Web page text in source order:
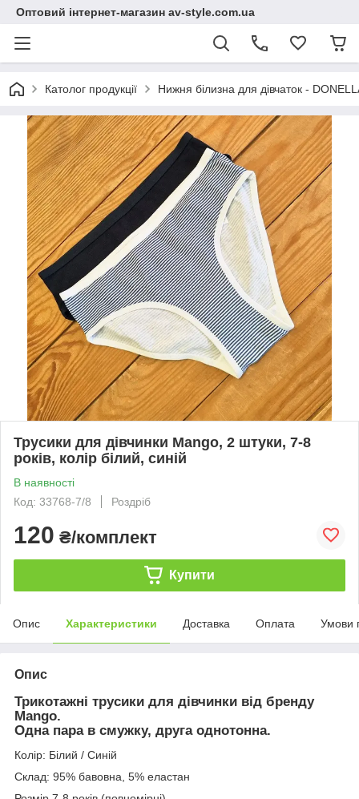
Оптовий інтернет-магазин av-style.com.ua
Католог продукції Нижня білизна для дівчаток -
Трусики для дівчинки Mango, 2 штуки, 7-8
років, колір білий, синій
В наявності
Код: 33768-7/8
Роздріб
120 ₴/комплект
Купити
Опис Характеристики Доставка Оплата Умови
Опис
Трикотажні трусики для дівчинки від бренду
Mango.
Одна пара в смужку, друга однотонна.
Колір: Білий / Синій
Склад: 95% бавовна, 5% еластан